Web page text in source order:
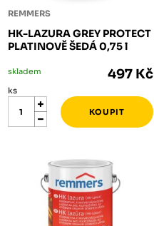
REMMERS
HK-LAZURA GREY PROTECT
PLATINOVĚ ŠEDÁ 0,75 l
skladem 497 Kč
ks